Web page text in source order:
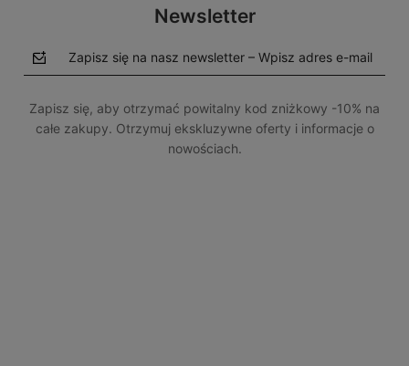
Newsletter
Zapisz się, aby otrzymać powitalny kod zniżkowy -10% na
całe zakupy. Otrzymuj ekskluzywne oferty i informacje o
nowościach.
Zapisz się na nasz newsletter – Wpisz adres e-mail